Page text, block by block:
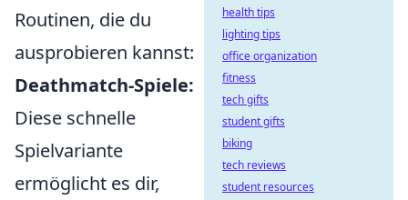
Routinen, die du
ausprobieren kannst:
Deathmatch-Spiele:
Diese schnelle
Spielvariante
ermöglicht es dir,
health tips
lighting tips
office organization
fitness
tech gifts
student gifts
biking
tech reviews
student resources